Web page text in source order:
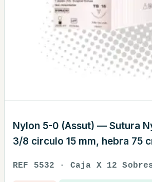
Nylon 5-0 (Assut) — Sutura
3/8 circulo 15 mm, hebra 75
REF 5532 · Caja X 12